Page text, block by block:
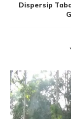
Dispersip